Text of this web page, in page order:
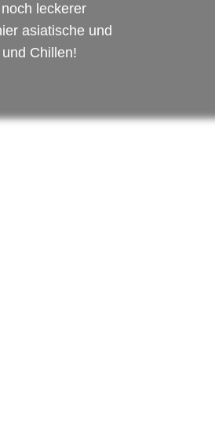
leckerer
asiatische und
Chillen!